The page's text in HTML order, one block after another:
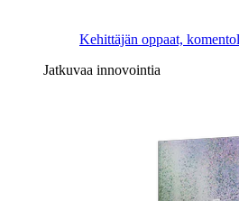
Kehittäjän oppaat,
Jatkuvaa innovointia